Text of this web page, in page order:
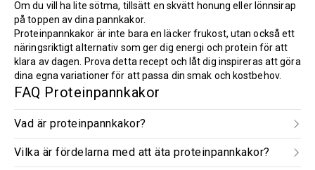
Om du vill ha lite sötma, tillsätt en skvätt honung eller lönnsirap
på toppen av dina pannkakor.
Proteinpannkakor är inte bara en läcker frukost, utan också ett
näringsriktigt alternativ som ger dig energi och protein för att
klara av dagen. Prova detta recept och låt dig inspireras att göra
dina egna variationer för att passa din smak och kostbehov.
FAQ Proteinpannkakor
Vad är proteinpannkakor?
Vilka är fördelarna med att äta proteinpannkakor?